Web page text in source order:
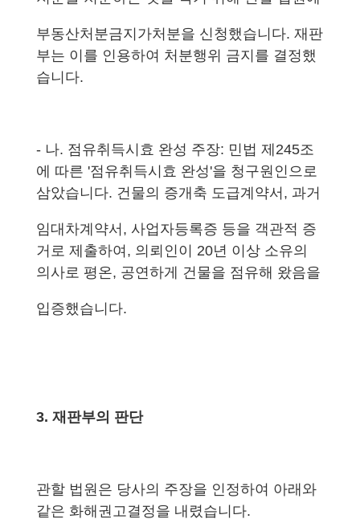
부동산처분금지가처분을 신청했습니다. 재판
부는 이를 인용하여 처분행위 금지를 결정했
습니다.
- 나. 점유취득시효 완성 주장: 민법 제245조
에 따른 '점유취득시효 완성'을 청구원인으로
삼았습니다. 건물의 증개축 도급계약서, 과거
임대차계약서, 사업자등록증 등을 객관적 증
거로 제출하여, 의뢰인이 20년 이상 소유의
의사로 평온, 공연하게 건물을 점유해 왔음을
입증했습니다.
3. 재판부의 판단
관할 법원은 당사의 주장을 인정하여 아래와
같은 화해권고결정을 내렸습니다.